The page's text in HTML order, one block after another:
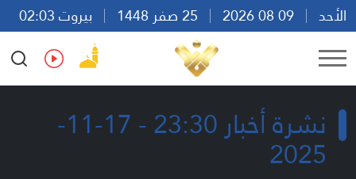
الأحد
بيروت 02:03
Ar
En Fr Es
نشرة أخبار 23:30 - 17-11-
2025